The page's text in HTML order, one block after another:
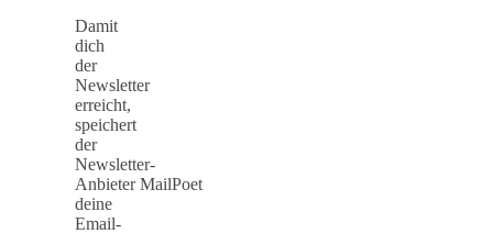
Damit
dich
der
Newsletter
erreicht,
speichert
der
Newsletter-
Anbieter MailPoet
deine
Email-